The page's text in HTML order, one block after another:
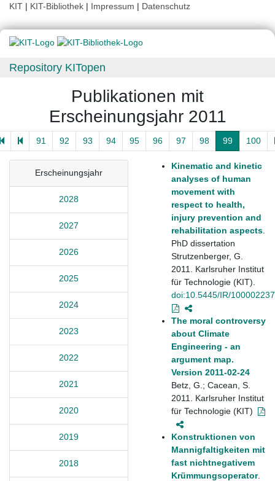
KIT | KIT-Bibliothek | Impressum | Datenschutz
Repository KITopen
Publikationen mit
Erscheinungsjahr 2011
91 92 93 94 95 96 97 98 99 100
Erscheinungsjahr
2028
2027
2026
2025
2024
2023
2022
2021
2020
2019
2018
Kinematic and kinetic
analyses of human
movement with
respect to health,
injury prevention and
rehabilitation aspects
PhD dissertation
Strutzenberger, G.
2011. Karlsruher Institut
für Technologie (KIT).
doi:10.5445/IR/
The moral controversy
about Climate
Engineering - an
argument map.
Version 2011-02-24
Betz, G.; Cacean, S.
2011. Karlsruher Institut
für Technologie (KIT)
Konstruktionen von
Mannigfaltigkeiten mit
fast nichtnegativem
Krümmungsoperator.